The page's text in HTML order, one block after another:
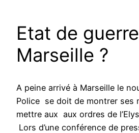
Etat de
Marseille ?
A peine arrivé à Marseille le
Police se doit de montrer ses
mettre aux aux ordres de
Lors d’une conférence de